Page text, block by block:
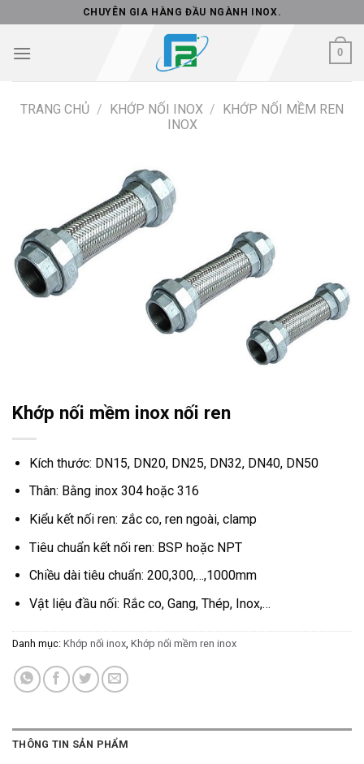
to
content
CHUYÊN GIA HÀNG ĐẦU NGÀNH INOX.
0
TRANG CHỦ / KHỚP NỐI INOX / KHỚP NỐI MỀM REN
INOX
Khớp nối mềm inox nối ren
Kích thước: DN15, DN20, DN25, DN32, DN40, DN50
Thân: Bằng inox 304 hoặc 316
Kiểu kết nối ren: zắc co, ren ngoài, clamp
Tiêu chuẩn kết nối ren: BSP hoặc NPT
Chiều dài tiêu chuẩn: 200,300,…,1000mm
Vật liệu đầu nối: Rắc co, Gang, Thép, Inox,…
Danh mục: Khớp nối inox Khớp nối mềm ren inox
THÔNG TIN SẢN PHẨM